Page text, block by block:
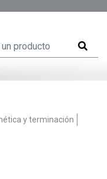
y terminación